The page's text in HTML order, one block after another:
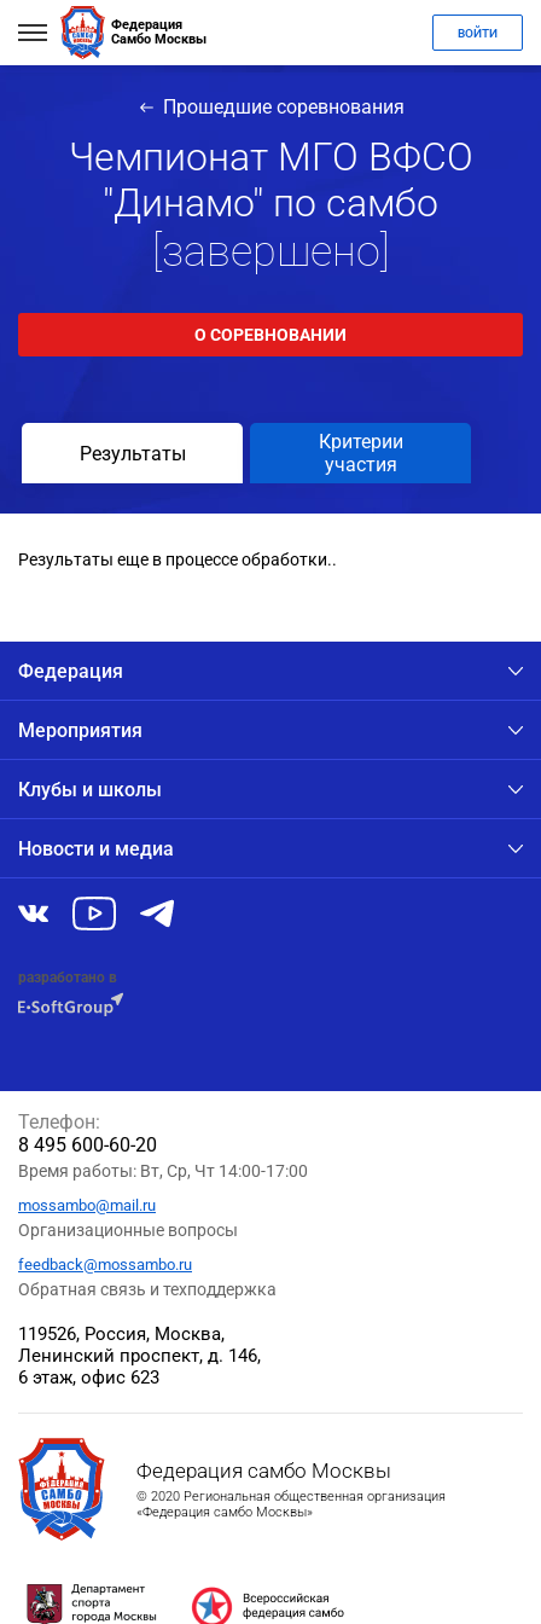
Федерация
Самбо Москвы
ВОЙТИ
Прошедшие соревнования
Чемпионат МГО ВФСО
"Динамо" по самбо
[завершено]
О СОРЕВНОВАНИИ
Результаты
Критерии
участия
Результаты еще в процессе обработки..
Федерация
Мероприятия
Клубы и школы
Новости и медиа
разработано в
Федерация самбо Москвы
© 2020 Региональная общественная организация
«Федерация самбо Москвы»
119526, Россия, Москва,
Ленинский проспект, д. 146,
6 этаж, офис 623
Телефон:
8 495 600-60-20
Время работы: Вт, Ср, Чт 14:00-17:00
mossambo@mail.ru
Организационные вопросы
feedback@mossambo.ru
Обратная связь и техподдержка